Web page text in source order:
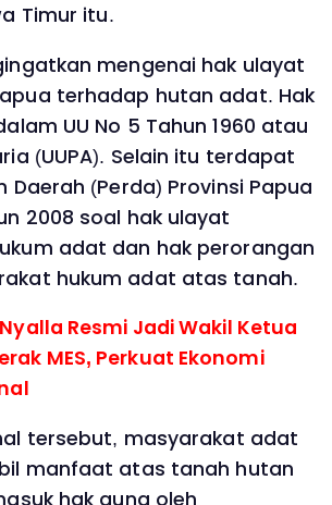
Timur itu.
mengenai hak ulayat
terhadap hutan adat. Hak
UU No 5 Tahun 1960 atau
(UUPA). Selain itu terdapat
Daerah (Perda) Provinsi Papua
2008 soal hak ulayat
adat dan hak perorangan
hukum adat atas tanah.
Resmi Jadi Wakil Ketua
MES, Perkuat Ekonomi
tersebut, masyarakat adat
manfaat atas tanah hutan
hak guna oleh